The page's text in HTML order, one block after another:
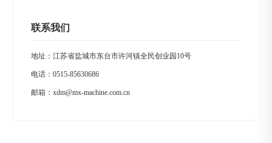
联系我们
地址：江苏省盐城市东台市许河镇全民创业园10号
电话： 0515-85630686
邮箱： xdm@mx-machine.com.cn